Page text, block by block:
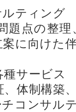
ティング
題点の整
に向けた
サービス
体制構築
コンサル